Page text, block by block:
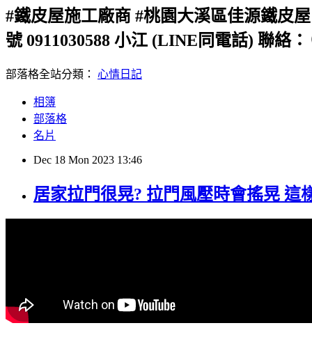
#鐵皮屋施工廠商 #桃園大溪區佳源鐵皮
號 0911030588 小江 (LINE同電話) 聯絡
部落格全站分類： 心情日記
相簿
部落格
名片
Dec 18 Mon 2023 13:46
居家拉門很晃? 拉門風壓時會搖晃 這